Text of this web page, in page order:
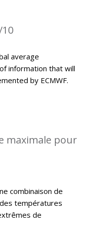
average
information that will
by ECMWF.
maximale pour
combinaison de
températures
de